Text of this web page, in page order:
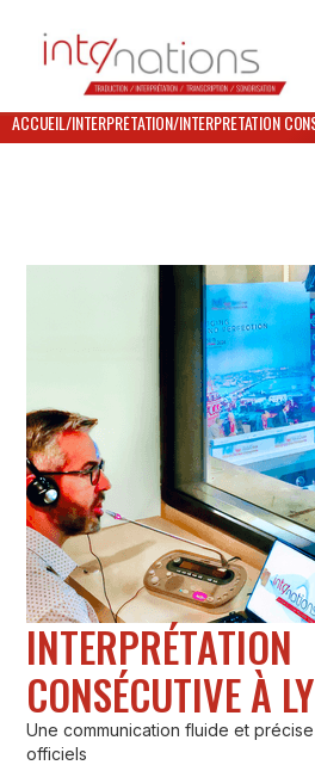
ACCUEIL/INTERPRÉTATION/INTERPRETATION
INTERPRÉTATION
CONSÉCUTIVE À
Une communication fluide et
officiels